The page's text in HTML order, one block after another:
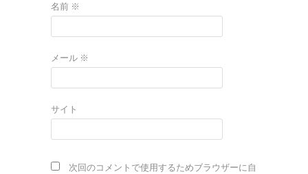
名前 ※
メール ※
サイト
次回のコメントで使用するためブラウザーに自